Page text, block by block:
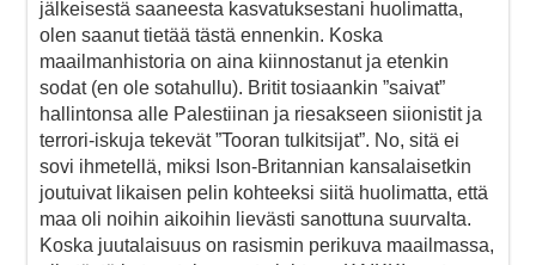
jälkeisestä saaneesta kasvatuksestani huolimatta,
olen saanut tietää tästä ennenkin. Koska
maailmanhistoria on aina kiinnostanut ja etenkin
sodat (en ole sotahullu). Britit tosiaankin ”saivat”
hallintonsa alle Palestiinan ja riesakseen siionistit ja
terrori-iskuja tekevät ”Tooran tulkitsijat”. No, sitä ei
sovi ihmetellä, miksi Ison-Britannian kansalaisetkin
joutuivat likaisen pelin kohteeksi siitä huolimatta, että
maa oli noihin aikoihin lievästi sanottuna suurvalta.
Koska juutalaisuus on rasismin perikuva maailmassa,